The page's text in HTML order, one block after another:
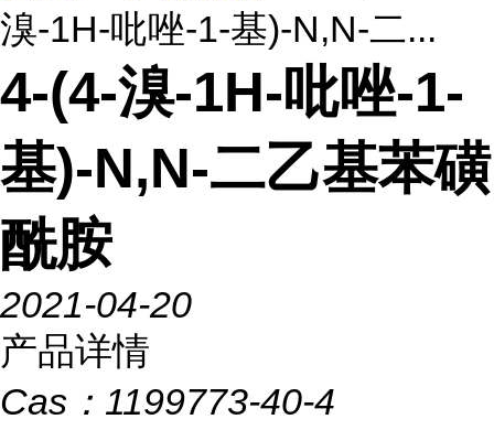
溴-1H-吡唑-1-基)-N,N-二...
4-(4-溴-1H-吡唑-1-
基)-N,N-二乙基苯磺
酰胺
2021-04-20
产品详情
Cas： 1199773-40-4